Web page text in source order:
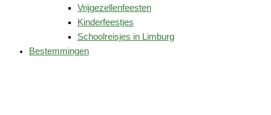
Vrijgezellenfeesten
Kinderfeestjes
Schoolreisjes in Limburg
Bestemmingen